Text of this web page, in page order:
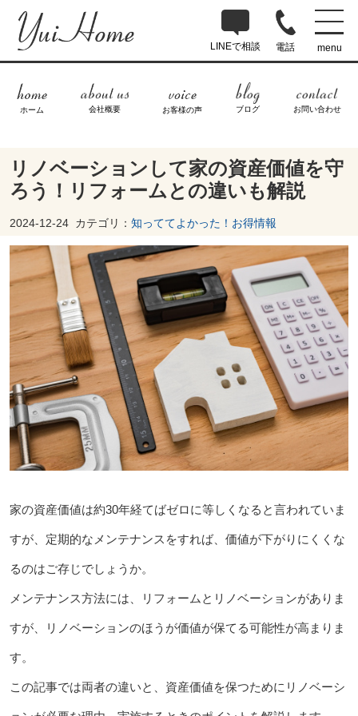
LINEで相談 電話 menu
ホーム 会社概要 お客様の声 ブログ お問い合わせ
リノベーションして家の資産価値を守
ろう！リフォームとの違いも解説
2024-12-24 カテゴリ： 知っててよかった！お得情報
家の資産価値は約30年経てばゼロに等しくなると言われていま
すが、定期的なメンテナンスをすれば、価値が下がりにくくな
るのはご存じでしょうか。
メンテナンス方法には、リフォームとリノベーションがありま
すが、リノベーションのほうが価値が保てる可能性が高まりま
す。
この記事では両者の違いと、資産価値を保つためにリノベーシ